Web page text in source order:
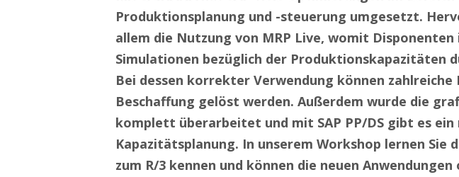
Produktionsplanung und -steuerung umgesetzt.
allem die Nutzung von MRP Live, womit Disponenten
Simulationen bezüglich der Produktionskapazitäten
Bei dessen korrekter Verwendung können zahlreiche
Beschaffung gelöst werden. Außerdem wurde die
komplett überarbeitet und mit SAP PP/DS gibt es ein
Kapazitätsplanung. In unserem Workshop lernen Sie
zum R/3 kennen und können die neuen